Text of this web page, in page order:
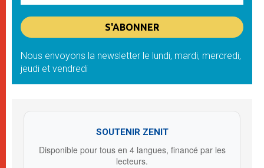
Nous envoyons la newsletter le lundi, mardi, mercredi,
jeudi et vendredi
SOUTENIR ZENIT
Disponible pour tous en 4 langues, financé par les
lecteurs.